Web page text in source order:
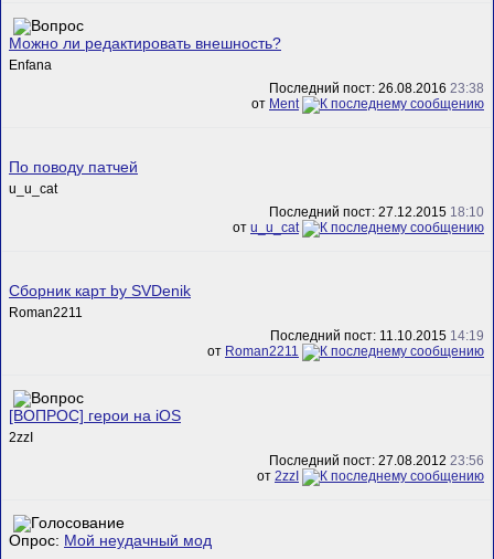
Можно ли редактировать внешность?
Enfana
Последний пост: 26.08.2016 23:38
от Ment
По поводу патчей
u_u_cat
Последний пост: 27.12.2015 18:10
от u_u_cat
Cборник карт by SVDenik
Roman2211
Последний пост: 11.10.2015 14:19
от Roman2211
[ВОПРОС] герои на iOS
2zzI
Последний пост: 27.08.2012 23:56
от 2zzI
Опрос: Мой неудачный мод